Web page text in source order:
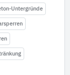
Untergründe